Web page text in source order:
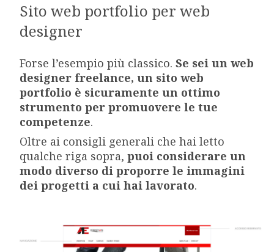
Sito web portfolio per web
designer
Forse l’esempio più classico. Se sei un web
designer freelance, un sito web
portfolio è sicuramente un ottimo
strumento per promuovere le tue
competenze.
Oltre ai consigli generali che hai letto
qualche riga sopra, puoi considerare un
modo diverso di proporre le immagini
dei progetti a cui hai lavorato.